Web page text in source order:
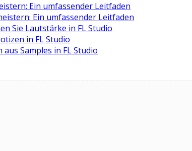
Ein umfassender Leitfaden
Ein umfassender Leitfaden
Sie Lautstärke in FL Studio
in FL Studio
Samples in FL Studio